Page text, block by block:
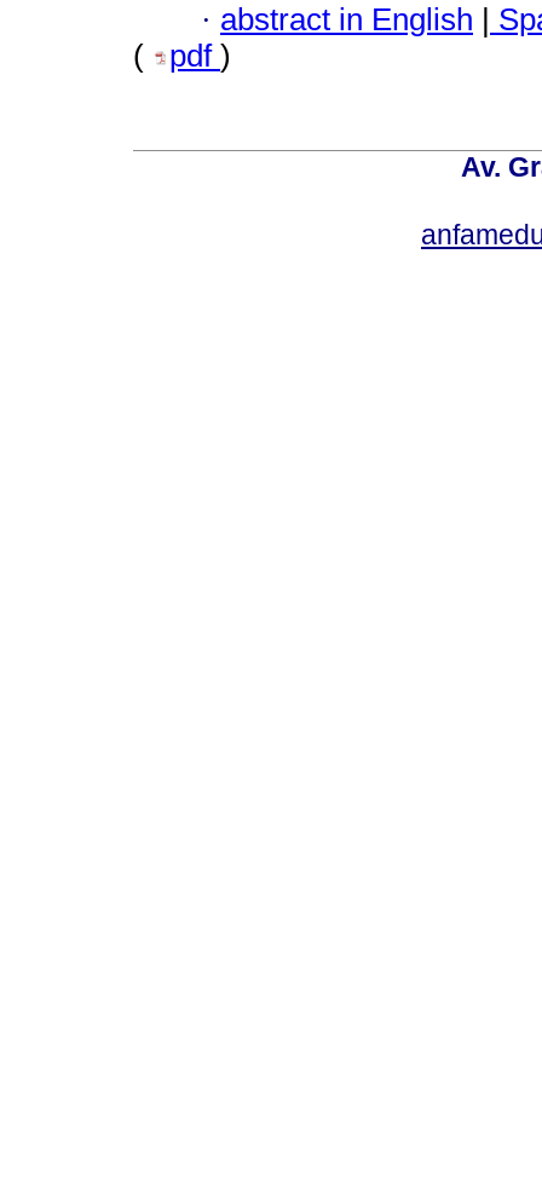
· abstract in English
(
pdf )
Av.